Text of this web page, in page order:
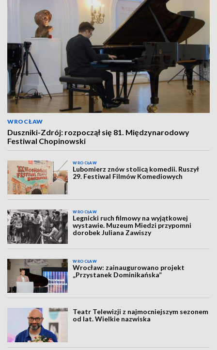
WROCŁAW
Duszniki-Zdrój: rozpoczął się 81. Międzynarodowy
Festiwal Chopinowski
WROCŁAW
Lubomierz znów stolicą komedii. Ruszył
29. Festiwal Filmów Komediowych
WROCŁAW
Legnicki ruch filmowy na wyjątkowej
wystawie. Muzeum Miedzi przypomni
dorobek Juliana Zawiszy
WROCŁAW
Wrocław: zainaugurowano projekt
„Przystanek Dominikańska”
Teatr Telewizji z najmocniejszym sezonem
od lat. Wielkie nazwiska